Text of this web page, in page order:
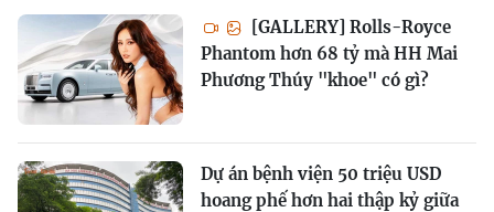
[GALLERY] Rolls-Royce
Phantom hơn 68 tỷ mà HH Mai
Phương Thúy "khoe" có gì?
Dự án bệnh viện 50 triệu USD
hoang phế hơn hai thập kỷ giữa